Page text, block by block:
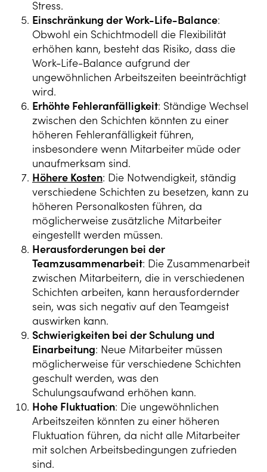
Stress.
Einschränkung der Work-Life-Balance:
Obwohl ein Schichtmodell die Flexibilität
erhöhen kann, besteht das Risiko, dass die
Work-Life-Balance aufgrund der
ungewöhnlichen Arbeitszeiten beeinträchtigt
wird.
Erhöhte Fehleranfälligkeit: Ständige Wechsel
zwischen den Schichten könnten zu einer
höheren Fehleranfälligkeit führen,
insbesondere wenn Mitarbeiter müde oder
unaufmerksam sind.
Höhere Kosten: Die Notwendigkeit, ständig
verschiedene Schichten zu besetzen, kann zu
höheren Personalkosten führen, da
möglicherweise zusätzliche Mitarbeiter
eingestellt werden müssen.
Herausforderungen bei der
Teamzusammenarbeit: Die Zusammenarbeit
zwischen Mitarbeitern, die in verschiedenen
Schichten arbeiten, kann herausfordernder
sein, was sich negativ auf den Teamgeist
auswirken kann.
Schwierigkeiten bei der Schulung und
Einarbeitung: Neue Mitarbeiter müssen
möglicherweise für verschiedene Schichten
geschult werden, was den
Schulungsaufwand erhöhen kann.
Hohe Fluktuation: Die ungewöhnlichen
Arbeitszeiten könnten zu einer höheren
Fluktuation führen, da nicht alle Mitarbeiter
mit solchen Arbeitsbedingungen zufrieden
sind.